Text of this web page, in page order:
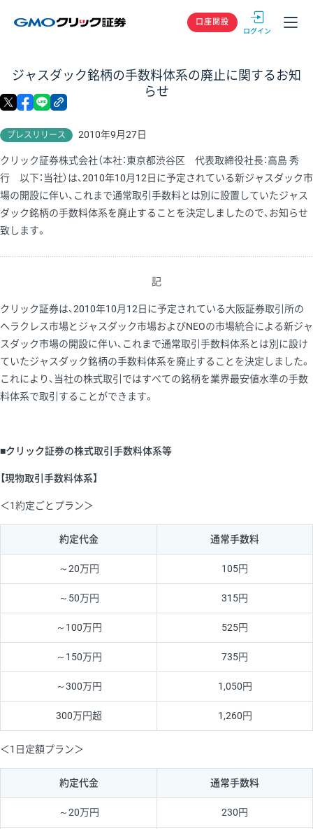
GMOクリック
口座開設
ジャスダック銘柄の手数料体系の廃止に関するお知
らせ
プレスリリース 2010年9月27日
X facebook
クリック証券株式会社（本社：東京都渋谷区 代表取締役社長：高島 秀
行 以下：当社）は、2010年10月12日に予定されている新ジャスダック市
場の開設に伴い、これまで通常取引手数料とは別に設置していたジャス
ダック銘柄の手数料体系を廃止することを決定しましたので、お知らせ
致します。
記
クリック証券は、2010年10月12日に予定されている大阪証券取引所の
ヘラクレス市場とジャスダック市場およびNEOの市場統合による新ジャ
スダック市場の開設に伴い、これまで通常取引手数料体系とは別に設け
ていたジャスダック銘柄の手数料体系を廃止することを決定しました。
これにより、当社の株式取引ではすべての銘柄を業界最安値水準の手数
料体系で取引することができます。
■クリック証券の株式取引手数料体系等
【現物取引手数料体系】
＜1約定ごとプラン＞
約定代金 通常手数料
～20万円 105円
～50万円 315円
～100万円 525円
～150万円 735円
～300万円 1,050円
300万円超 1,260円
＜1日定額プラン＞
約定代金 通常手数料
～20万円 230円